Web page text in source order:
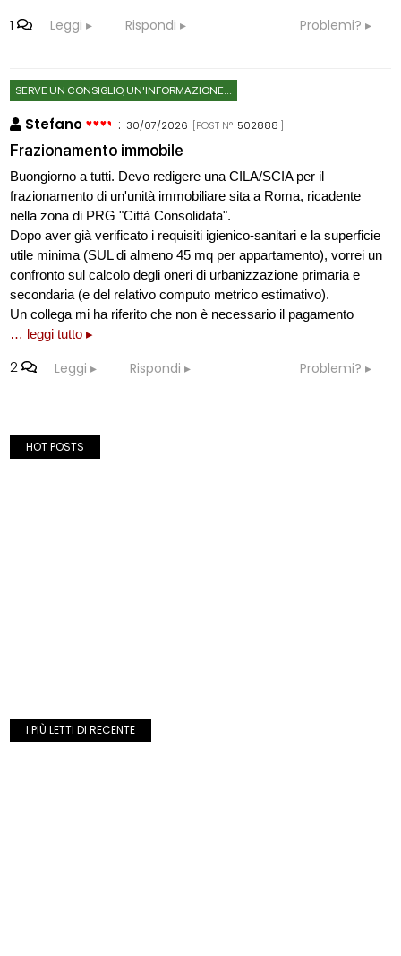
1 Leggi Rispondi Problemi?
SERVE UN CONSIGLIO, UN'INFORMAZIONE...
Stefano : 30/07/2026 [POST N° 502888 ]
Frazionamento immobile
Buongiorno a tutti. Devo redigere una CILA/SCIA per il
frazionamento di un'unità immobiliare sita a Roma, ricadente
nella zona di PRG "Città Consolidata".
Dopo aver già verificato i requisiti igienico-sanitari e la superficie
utile minima (SUL di almeno 45 mq per appartamento), vorrei un
confronto sul calcolo degli oneri di urbanizzazione primaria e
secondaria (e del relativo computo metrico estimativo).
Un collega mi ha riferito che non è necessario il pagamento
… leggi tutto ▸
2 Leggi Rispondi Problemi?
HOT POSTS
I PIÙ LETTI DI RECENTE